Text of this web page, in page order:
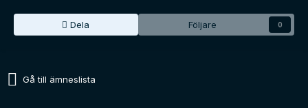
Dela Följare 0
Gå till ämneslista